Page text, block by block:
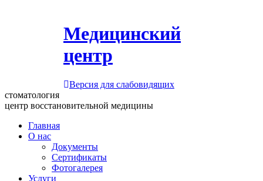
Медицинский
центр
Версия для слабовидящих
стоматология
центр восстановительной медицины
Главная
О нас
Документы
Сертификаты
Фотогалерея
Услуги